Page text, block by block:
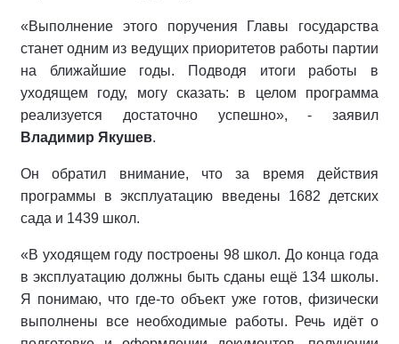
«Выполнение этого поручения Главы государства
станет одним из ведущих приоритетов работы партии
на ближайшие годы. Подводя итоги работы в
уходящем году, могу сказать: в целом программа
реализуется достаточно успешно», - заявил
Владимир Якушев.
Он обратил внимание, что за время действия
программы в эксплуатацию введены 1682 детских
сада и 1439 школ.
«В уходящем году построены 98 школ. До конца года
в эксплуатацию должны быть сданы ещё 134 школы.
Я понимаю, что где-то объект уже готов, физически
выполнены все необходимые работы. Речь идёт о